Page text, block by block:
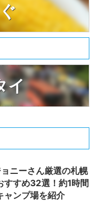
イ
ニーさん厳選の札幌
すすめ32選！約1時間
ャンプ場を紹介